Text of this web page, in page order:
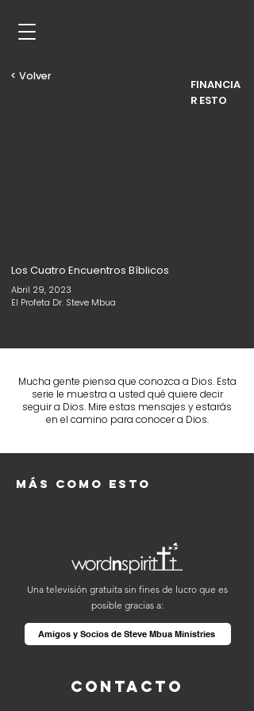
< Volver
FINANCIA
R ESTO
Los Cuatro Encuentros Bíblicos
Abril 29, 2023
El Profeta Dr. Steve Mbua
Mucha gente piensa que conozca a Dios. Esta
serie le muestra a usted qué quiere decir
seguir a Dios. Mire estas mensajes y estarás
en el camino para conocer a Dios.
Más como esto
Contacto
Una televisión gratuita sin fines de lucro que es
posible gracias a:
Amigos y Socios de Steve Mbua Ministries